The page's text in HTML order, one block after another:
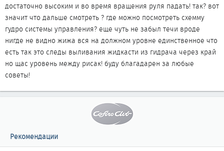
достаточно высоким и во время вращения руля падать! так? вот
значит что дальше смотреть ? где можно посмотреть схемму
гудро системы управления? еще чуть не забыл течи вроде
нигде не видно жижа вся на должном уровне единственное что
есть так это следы выливания жидкасти из гидрача через край
но щас уровень между рисак! буду благадарен за любые
советы!
Рекомендации